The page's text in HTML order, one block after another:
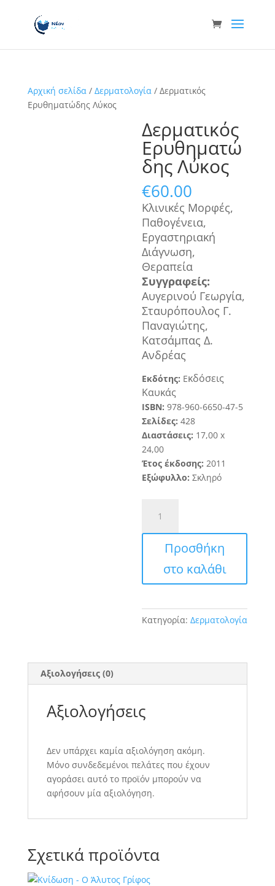
Αρχική σελίδα/ Δερματολογία/ Δερματικός
Ερυθηματώδης Λύκος
Δερματικός
Ερυθηματώ
δης Λύκος
€60.00
Κλινικές Μορφές,
Παθογένεια,
Εργαστηριακή
Διάγνωση,
Θεραπεία
Συγγραφείς:
Αυγερινού Γεωργία,
Σταυρόπουλος Γ.
Παναγιώτης,
Κατσάμπας Δ.
Ανδρέας
Εκδότης: Εκδόσεις
Καυκάς
ISBN:978-960-6650-47-5
Σελίδες:428
Διαστάσεις: 17,00 x
24,00
Έτος έκδοσης:201 1
Εξώφυλλο:Σκληρό
Ερυθηματώδης
Λύκος
ποσότηταΠροσθήκη
στο καλάθι
Κατηγορία:Δερματολογία
Αξιολογήσεις (0)
Αξιολογήσεις
Δεν υπάρχει καμία αξιολόγηση ακόμη.
Μόνο συνδεδεμένοι πελάτες που έχουν
αγοράσει αυτό το προϊόν μπορούν να
αφήσουν μία αξιολόγηση.
Σχετικά προϊόντα